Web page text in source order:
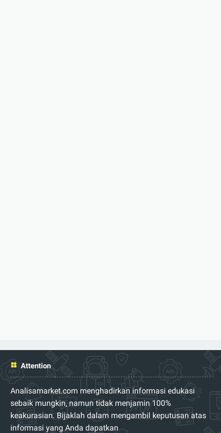
Attention
Analisamarket.com menghadirkan informasi edukasi
sebaik mungkin, namun tidak menjamin 100%
keakurasian. Bijaklah dalam mengambil keputusan atas
informasi yang Anda dapatkan